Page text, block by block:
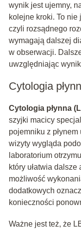
wynik jest ujemny,
kolejne kroki. To nie
czyli rozsądnego
wymagają dalszej
w obserwacji.
uwzględniając
Cytologia
Cytologia płynna
szyjki macicy
pojemniku z
wizyty wygląda
laboratorium
który ułatwia
możliwość
dodatkowych
konieczności
Ważne jest też, że